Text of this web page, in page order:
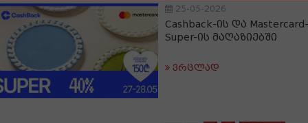
25-05-2026
Cashback-ის და
Super-ის მაღაზიებში
ვრცლად